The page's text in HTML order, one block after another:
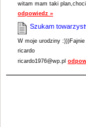
witam mam taki
odpowiedz »
Szukam
W moje urodziny
ricardo
ricardo1976@wp.pl